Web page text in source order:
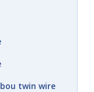
twin wire